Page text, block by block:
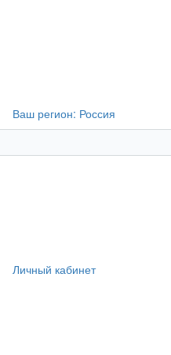
Ваш регион: Россия
Личный кабинет